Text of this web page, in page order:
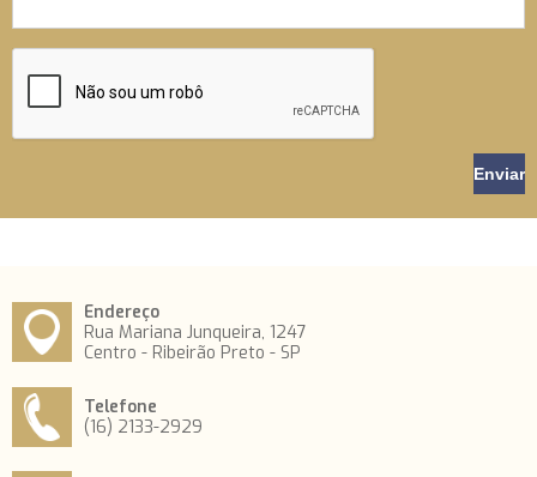
Endereço
Rua Mariana Junqueira, 1247
Centro - Ribeirão Preto - SP
Telefone
(16) 2133-2929